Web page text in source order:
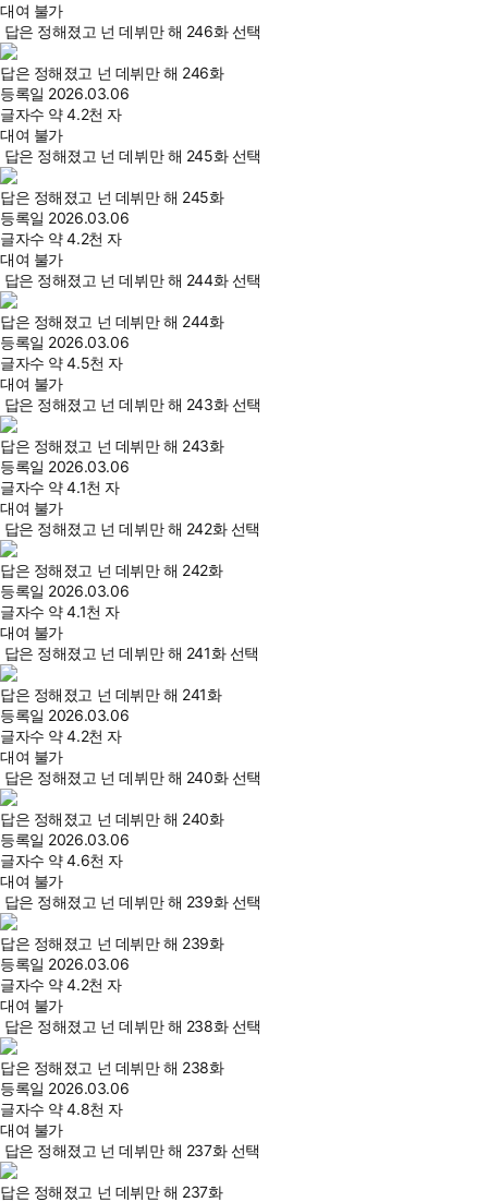
대여 불가
답은 정해졌고 넌 데뷔만 해 246화 선택
답은 정해졌고 넌 데뷔만 해 246화
등록일 2026.03.06
글자수 약 4.2천 자
대여 불가
답은 정해졌고 넌 데뷔만 해 245화 선택
답은 정해졌고 넌 데뷔만 해 245화
등록일 2026.03.06
글자수 약 4.2천 자
대여 불가
답은 정해졌고 넌 데뷔만 해 244화 선택
답은 정해졌고 넌 데뷔만 해 244화
등록일 2026.03.06
글자수 약 4.5천 자
대여 불가
답은 정해졌고 넌 데뷔만 해 243화 선택
답은 정해졌고 넌 데뷔만 해 243화
등록일 2026.03.06
글자수 약 4.1천 자
대여 불가
답은 정해졌고 넌 데뷔만 해 242화 선택
답은 정해졌고 넌 데뷔만 해 242화
등록일 2026.03.06
글자수 약 4.1천 자
대여 불가
답은 정해졌고 넌 데뷔만 해 241화 선택
답은 정해졌고 넌 데뷔만 해 241화
등록일 2026.03.06
글자수 약 4.2천 자
대여 불가
답은 정해졌고 넌 데뷔만 해 240화 선택
답은 정해졌고 넌 데뷔만 해 240화
등록일 2026.03.06
글자수 약 4.6천 자
대여 불가
답은 정해졌고 넌 데뷔만 해 239화 선택
답은 정해졌고 넌 데뷔만 해 239화
등록일 2026.03.06
글자수 약 4.2천 자
대여 불가
답은 정해졌고 넌 데뷔만 해 238화 선택
답은 정해졌고 넌 데뷔만 해 238화
등록일 2026.03.06
글자수 약 4.8천 자
대여 불가
답은 정해졌고 넌 데뷔만 해 237화 선택
답은 정해졌고 넌 데뷔만 해 237화